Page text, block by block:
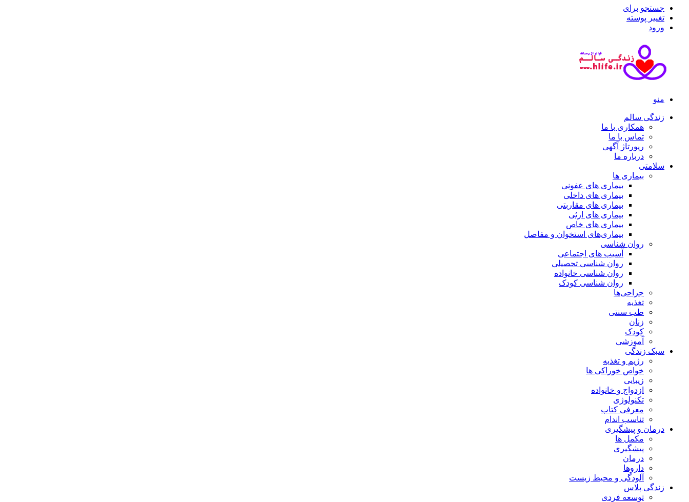
جستجو برای
تغییر پوسته
ورود
منو
زندگی سالم
همکاری با ما
تماس با ما
رپورتاژ آگهی
درباره ما
سلامتی
بیماری ها
بیماری های عفونی
بیماری های داخلی
بیماری های مقاربتی
بیماری های ارثی
بیماری های خاص
بیماری‌های استخوان و مفاصل
روان شناسی
آسیب های اجتماعی
روان شناسی تحصیلی
روان شناسی خانواده
روان شناسی کودک
جراحی‌ها
تغذیه
طب سنتی
زنان
کودک
آموزشی
سبک زندگی
رژیم و تغذیه
خواص خوراکی ها
زیبایی
ازدواج و خانواده
تکنولوژی
معرفی کتاب
تناسب اندام
درمان و پیشگیری
مکمل ها
پیشگیری
درمان
داروها
آلودگی و محیط زیست
زندگی پلاس
توسعه فردی